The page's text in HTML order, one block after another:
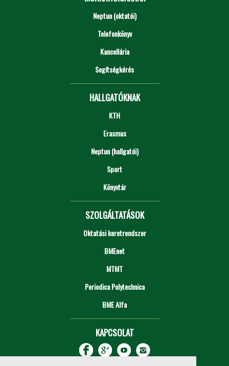
Neptun (oktatói)
Telefonkönyv
Kancellária
Segítségkérés
HALLGATÓKNAK
KTH
Erasmus
Neptun (hallgatói)
Sport
Könyvtár
SZOLGÁLTATÁSOK
Oktatási keretrendszer
BMEnet
MTMT
Periodica Polytechnica
BME Alfa
KAPCSOLAT